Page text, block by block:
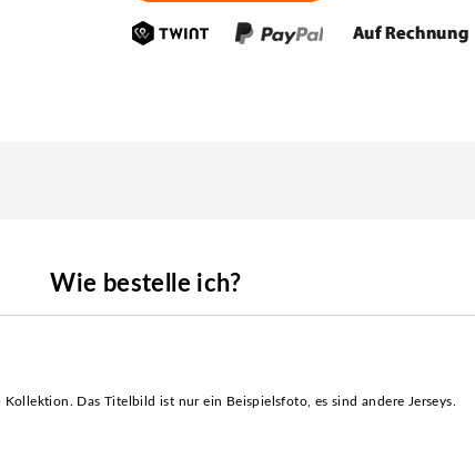
Wie bestelle ich?
Das Titelbild ist nur ein Beispielsfoto, es sind andere Jerseys.